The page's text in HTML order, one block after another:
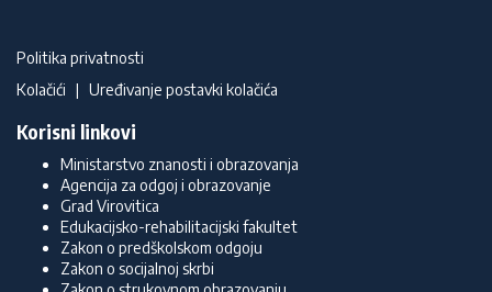
Politika privatnosti
Kolačići | Uređivanje postavki kolačića
Korisni linkovi
Ministarstvo znanosti i obrazovanja
Agencija za odgoj i obrazovanje
Grad Virovitica
Edukacijsko-rehabilitacijski fakultet
Zakon o predškolskom odgoju
Zakon o socijalnoj skrbi